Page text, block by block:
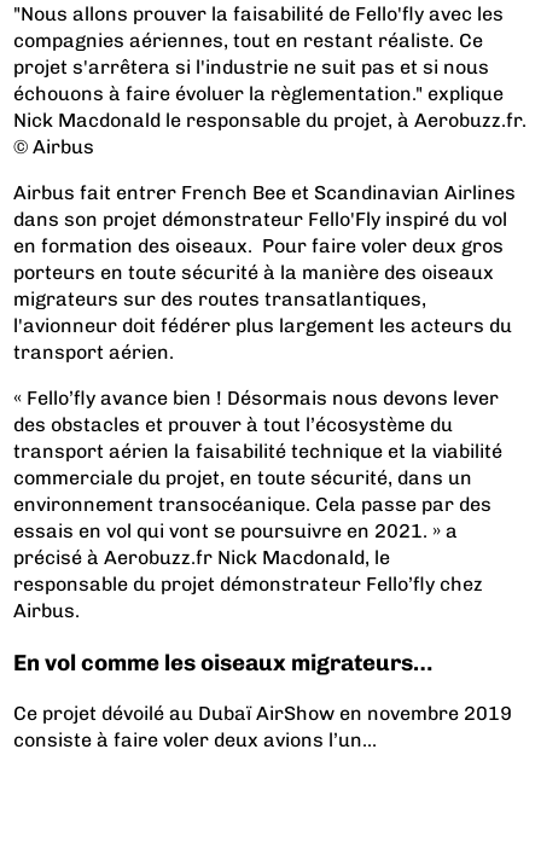
"Nous allons prouver la faisabilité de Fello'fly avec les
compagnies aériennes, tout en restant réaliste. Ce
projet s'arrêtera si l'industrie ne suit pas et si nous
échouons à faire évoluer la règlementation." explique
Nick Macdonald le responsable du projet, à Aerobuzz.fr.
© Airbus
Airbus fait entrer French Bee et Scandinavian Airlines
dans son projet démonstrateur Fello'Fly inspiré du vol
en formation des oiseaux. Pour faire voler deux gros
porteurs en toute sécurité à la manière des oiseaux
migrateurs sur des routes transatlantiques,
l'avionneur doit fédérer plus largement les acteurs du
transport aérien.
« Fello’fly avance bien ! Désormais nous devons lever
des obstacles et prouver à tout l’écosystème du
transport aérien la faisabilité technique et la viabilité
commerciale du projet, en toute sécurité, dans un
environnement transocéanique. Cela passe par des
essais en vol qui vont se poursuivre en 2021. » a
précisé à Aerobuzz.fr Nick Macdonald, le
responsable du projet démonstrateur Fello’fly chez
Airbus.
En vol comme les oiseaux migrateurs…
Ce projet dévoilé au Dubaï AirShow en novembre 2019
consiste à faire voler deux avions l’un...